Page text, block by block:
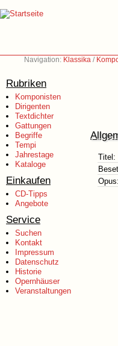
Navigation: Klassika /
Rubriken
Komponisten
Dirigenten
Textdichter
Gattungen
Begriffe
Tempi
Jahrestage
Kataloge
Einkaufen
CD-Tipps
Angebote
Service
Suchen
Kontakt
Impressum
Datenschutz
Historie
Opernhäuser
Veranstaltungen
Titel:
Opus: